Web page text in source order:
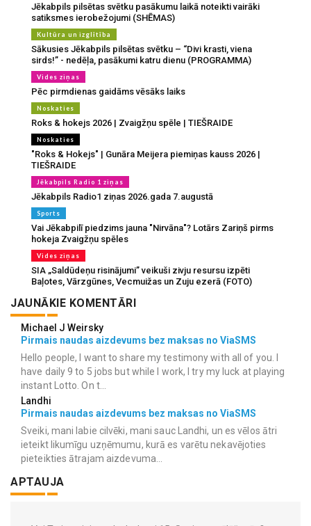
Jēkabpils pilsētas svētku pasākumu laikā noteikti vairāki
satiksmes ierobežojumi (SHĒMAS)
Kultūra un izglītība
Sākusies Jēkabpils pilsētas svētku – “Divi krasti, viena
sirds!” - nedēļa, pasākumi katru dienu (PROGRAMMA)
Vides ziņas
Pēc pirmdienas gaidāms vēsāks laiks
Noskaties
Roks & hokejs 2026 | Zvaigžņu spēle | TIEŠRAIDE
Noskaties
"Roks & Hokejs" | Gunāra Meijera piemiņas kauss 2026 |
TIEŠRAIDE
Jēkabpils Radio 1 ziņas
Jēkabpils Radio1 ziņas 2026.gada 7.augustā
Sports
Vai Jēkabpilī piedzims jauna "Nirvāna"? Lotārs Zariņš pirms
hokeja Zvaigžņu spēles
Vides ziņas
SIA „Saldūdeņu risinājumi” veikuši zivju resursu izpēti
Baļotes, Vārzgūnes, Vecmuižas un Zuju ezerā (FOTO)
JAUNĀKIE KOMENTĀRI
Michael J Weirsky
Pirmais naudas aizdevums bez maksas no ViaSMS
Hello people, I want to share my testimony with all of you. I
have daily 9 to 5 jobs but while I work, I try my luck at playing
instant Lotto. On t...
Landhi
Pirmais naudas aizdevums bez maksas no ViaSMS
Sveiki, mani labie cilvēki, mani sauc Landhi, un es vēlos ātri
ieteikt likumīgu uzņēmumu, kurā es varētu nekavējoties
pieteikties ātrajam aizdevuma...
APTAUJA